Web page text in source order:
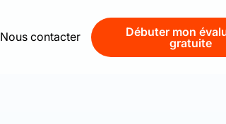
Nous contacter
Débuter mon
gratuite